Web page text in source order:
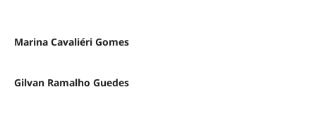
Marina Cavaliéri Gomes
Gilvan Ramalho Guedes